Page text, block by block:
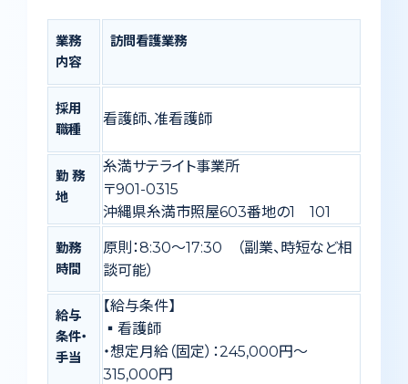
業務
内容
訪問看護業務
採用
職種
看護師、准看護師
勤 務
地
糸満サテライト事業所
〒901-0315
沖縄県糸満市照屋603番地の1 101
勤務
時間
原則：8:30～17:30 （副業、時短など相
談可能）
給与
条件・
手当
【給与条件】
▪️看護師
・想定月給（固定）：245,000円～
315,000円